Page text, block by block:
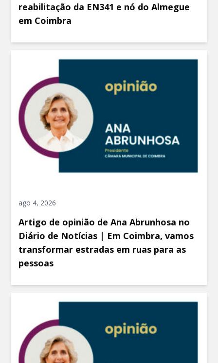
reabilitação da EN341 e nó do Almegue
em Coimbra
ago 4, 2026
Artigo de opinião de Ana Abrunhosa no
Diário de Notícias | Em Coimbra, vamos
transformar estradas em ruas para as
pessoas